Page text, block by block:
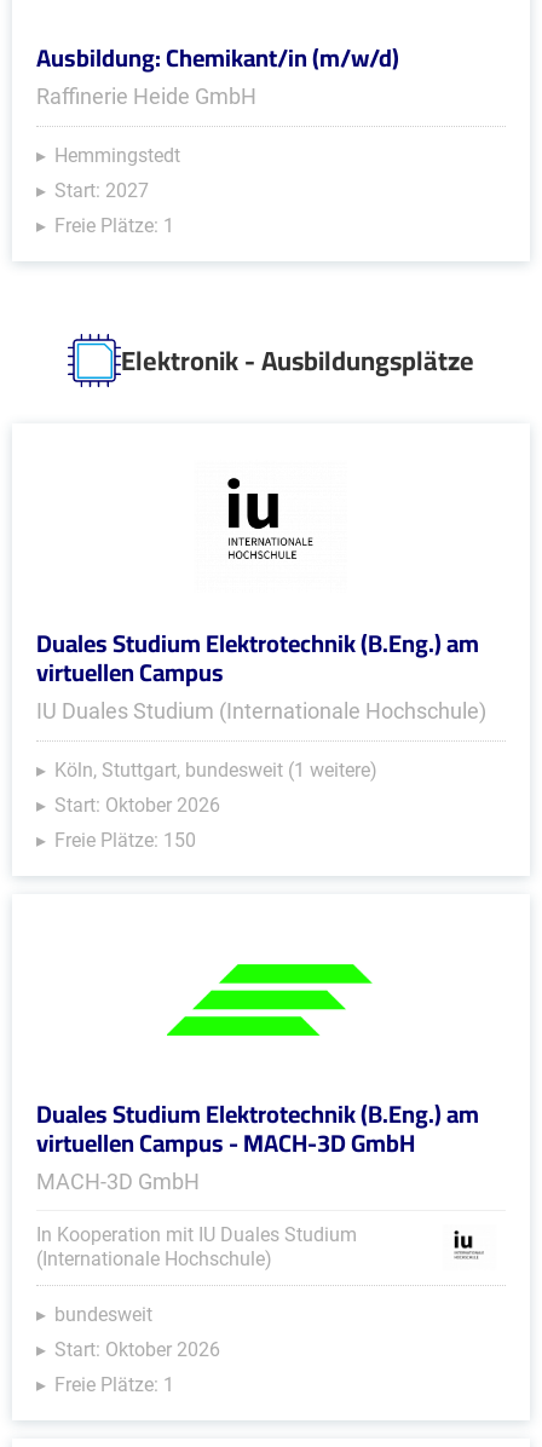
Ausbildung: Chemikant/in (m/w/d)
Raffinerie Heide GmbH
Hemmingstedt
Start: 2027
Freie Plätze: 1
Elektronik - Ausbildungsplätze
Duales Studium Elektrotechnik (B.Eng.) am
virtuellen Campus
IU Duales Studium (Internationale Hochschule)
Köln, Stuttgart, bundesweit (1 weitere)
Start: Oktober 2026
Freie Plätze: 150
Duales Studium Elektrotechnik (B.Eng.) am
virtuellen Campus - MACH-3D GmbH
MACH-3D GmbH
In Kooperation mit IU Duales Studium
(Internationale Hochschule)
bundesweit
Start: Oktober 2026
Freie Plätze: 1